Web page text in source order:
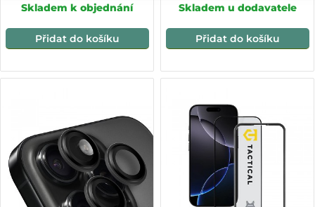
Skladem k objednání
Přidat do košíku
Skladem u dodavatele
Přidat do košíku